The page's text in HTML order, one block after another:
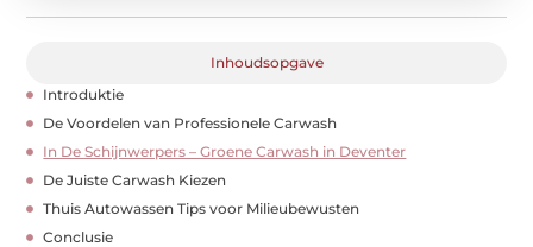
Inhoudsopgave
Introduktie
De Voordelen van Professionele Carwash
In De Schijnwerpers – Groene Carwash in Deventer
De Juiste Carwash Kiezen
Thuis Autowassen Tips voor Milieubewusten
Conclusie